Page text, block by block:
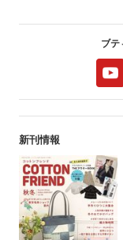
ブテ
新刊情報